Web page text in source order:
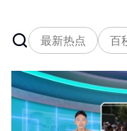
最新热点 百